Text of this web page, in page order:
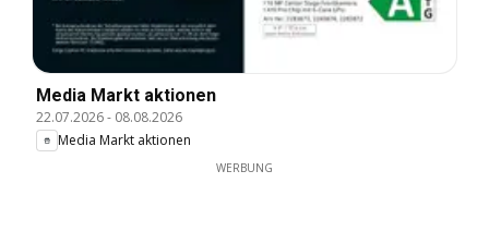
Media Markt aktionen
22.07.2026- 08.08.2026
Media Markt aktionen
WERBUNG